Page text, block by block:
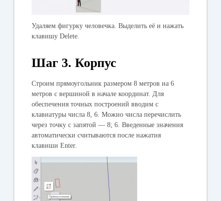
Удаляем фигурку человечка. Выделить её и нажать
клавишу Delete.
Шаг 3. Корпус
Строим прямоугольник размером 8 метров на 6
метров с вершиной в начале координат. Для
обеспечения точных построений вводим с
клавиатуры числа 8, 6. Можно числа перечислить
через точку с запятой — 8; 6. Введенные значения
автоматически считываются после нажатия
клавиши Enter.